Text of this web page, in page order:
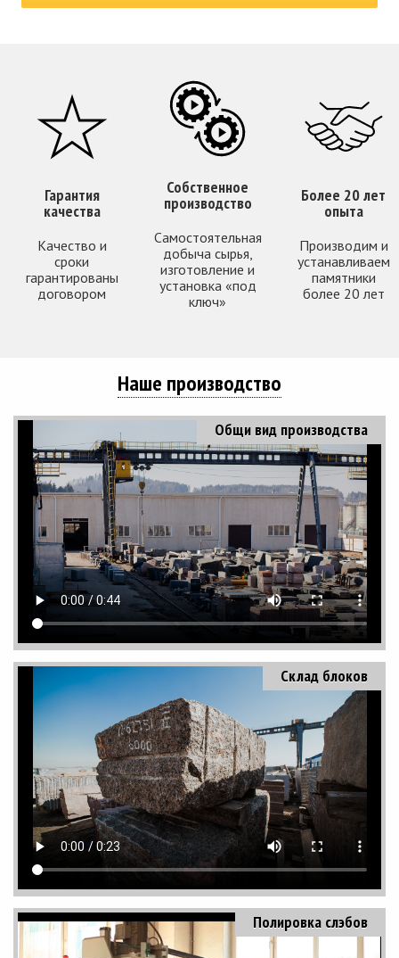
Гарантия
качества
Качество и
сроки
гарантированы
договором
Собственное
производство
Самостоятельная
добыча сырья,
изготовление и
установка «под
ключ»
Более 20 лет
опыта
Производим и
устанавливаем
памятники
более 20 лет
Наше производство
Общи вид производства
Склад блоков
Полировка слэбов